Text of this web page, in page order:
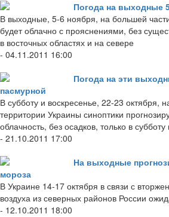
Погода на выходные
В выходные, 5-6 ноября, на большей
будет облачно с прояснениями, без
в восточных областях и на севере
- 04.11.2011 16:00
Погода на эти
пасмурной
В субботу и воскресенье, 22-23 октября,
территории Украины синоптики
облачность, без осадков, только в
- 21.10.2011 17:00
На выходные
мороза
В Украине 14-17 октября в связи с
воздуха из северных районов России
- 12.10.2011 18:00